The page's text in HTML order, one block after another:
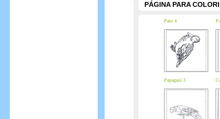
PÁGINA PARA
Pato 4
Papagaio 3